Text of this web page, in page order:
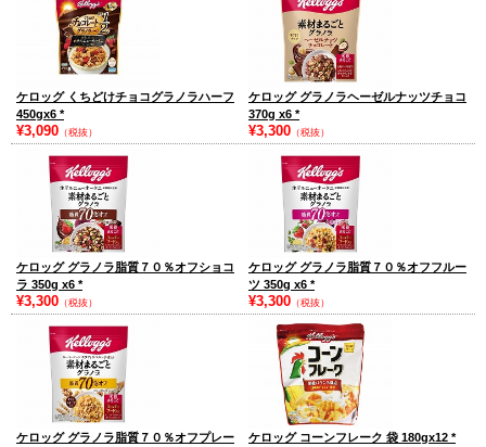
ケロッグ くちどけチョコグラノラハーフ
450gx6 *
¥3,090 （税抜）
ケロッグ グラノラヘーゼルナッツチョコ
370g x6 *
¥3,300 （税抜）
ケロッグ グラノラ脂質７０％オフショコ
ラ 350g x6 *
¥3,300 （税抜）
ケロッグ グラノラ脂質７０％オフフルー
ツ 350g x6 *
¥3,300 （税抜）
ケロッグ グラノラ脂質７０％オフプレー
ケロッグ コーンフレーク 袋 180gx12 *